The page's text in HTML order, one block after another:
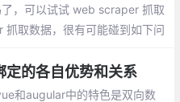
，可以试试 web scraper 抓取
取数据，很有可能碰到如下问
定的各自优势和关系
和augular中的特色是双向数